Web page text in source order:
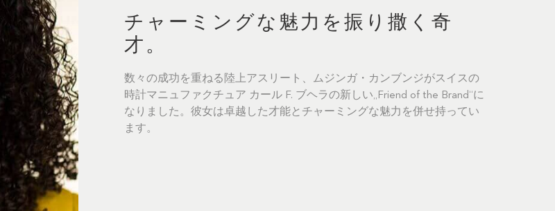
チャーミングな魅力を振り撒く奇
才。
数々の成功を重ねる陸上アスリート、ムジンガ・カンブンジがスイスの
時計マニュファクチュア カール F. ブヘラの新しい„Friend of the Brand“に
なりました。彼女は卓越した才能とチャーミングな魅力を併せ持ってい
ます。